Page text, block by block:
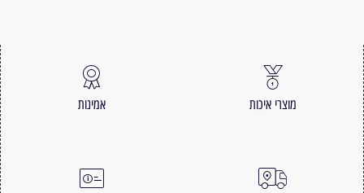
מוצרי איכות אמינות